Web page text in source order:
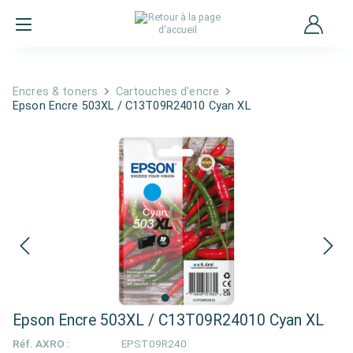
Encres & toners
Cartouches d'encre
Epson Encre 503XL / C13T09R24010 Cyan XL
Epson Encre 503XL / C13T09R24010 Cyan XL
Réf. AXRO :
EPST09R240